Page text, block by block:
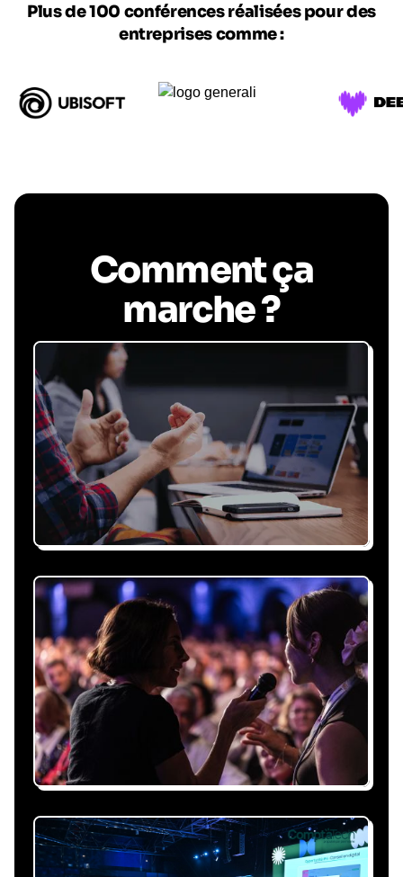
Plus de 100 conférences réalisées pour des
entreprises comme :
Comment ça
marche ?
Recevez une proposition
sous 24h
Expliquez-nous vos besoins, on vous répond
sous 24h avec une proposition
personnalisée, claire et adaptée à votre
événement et à vos contraintes.
Nous nous occupons de
tout